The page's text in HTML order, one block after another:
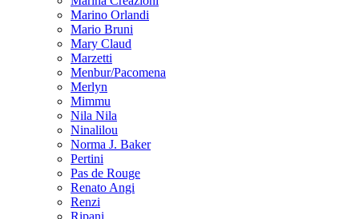
Marino Orlandi
Mario Bruni
Mary Claud
Marzetti
Menbur/Pacomena
Merlyn
Mimmu
Nila Nila
Ninalilou
Norma J. Baker
Pertini
Pas de Rouge
Renato Angi
Renzi
Ripani